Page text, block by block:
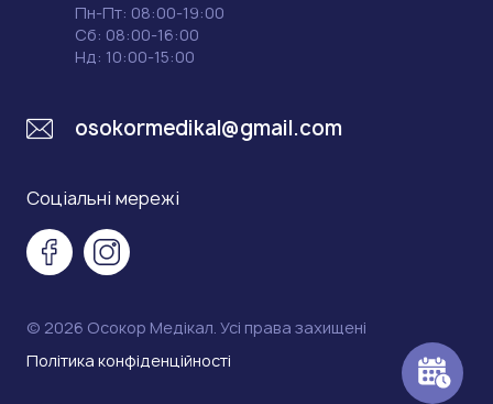
osokormedikal@gmail.com
Пн-Пт: 08:00-19:00
Сб: 08:00-16:00
Нд: 10:00-15:00
Соціальні мережі
© 2026 Осокор Медікал. Усі права захищені
Політика конфіденційності